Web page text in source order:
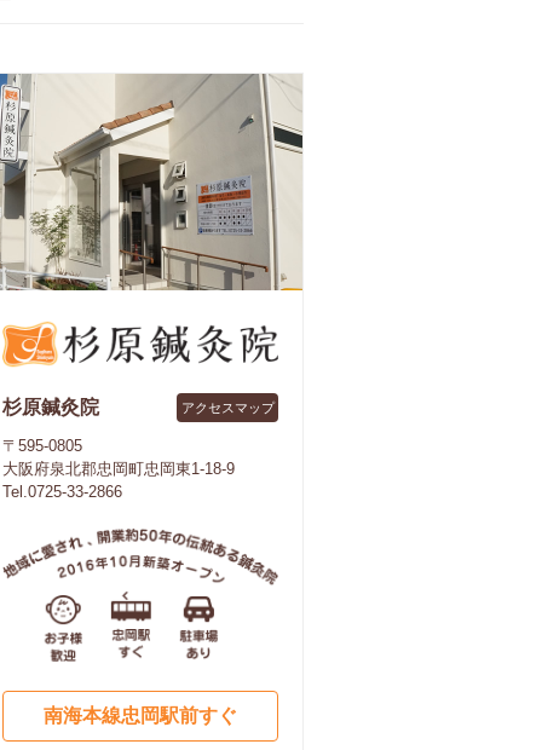
杉原鍼灸院 アクセスマップ
〒595-0805
大阪府泉北郡忠岡町忠岡東1-18-9
Tel.0725-33-2866
南海本線忠岡駅前すぐ